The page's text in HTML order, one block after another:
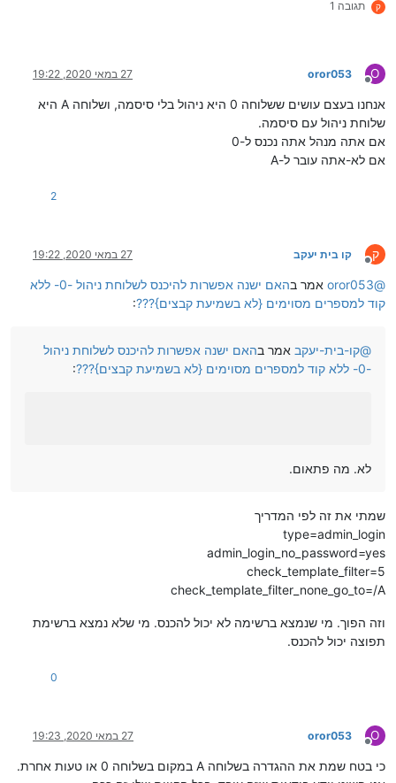
ק תגובה 1
O
מנותק
oror053 27 במאי 2020, 19:22
אנחנו בעצם עושים ששלוחה 0 היא ניהול בלי סיסמה, ושלוחה A היא
שלוחת ניהול עם סיסמה.
אם אתה מנהל אתה נכנס ל-0
אם לא-אתה עובר ל-A
2
ק
מנותק
קו בית יעקב 27 במאי 2020, 19:22
@
oror053 אמר ב
האם ישנה אפשרות להיכנס לשלוחת ניהול -0- ללא
קוד למספרים מסוימים {לא בשמיעת קבצים}???:
@קו-בית-יעקב אמר בהאם ישנה אפשרות להיכנס לשלוחת ניהול
-0- ללא קוד למספרים מסוימים {לא בשמיעת קבצים}???
:
לא. מה פתאום.
שמתי את זה לפי המדריך
type=admin_login
admin_login_no_password=yes
check_template_filter=5
check_template_filter_none_go_to=/A
וזה הפוך. מי שנמצא ברשימה לא יכול להכנס. מי שלא נמצא ברשימת
תפוצה יכול להכנס.
0
O
מנותק
oror053 27 במאי 2020, 19:23
כי בטח שמת את ההגדרה בשלוחה A במקום בשלוחה 0 או טעות אחרת.